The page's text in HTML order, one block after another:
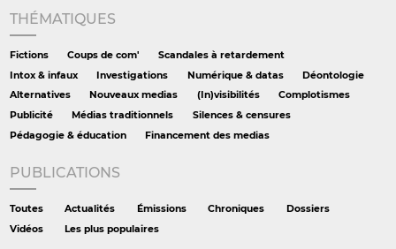
THÉMATIQUES
Fictions Coups de com'
Scandales à retardement
Intox & infaux
Investigations Numérique & datas
Déontologie
Alternatives
Nouveaux medias (In)visibilités
Complotismes
Publicité
Médias traditionnels
Silences & censures
Pédagogie & éducation
Financement des medias
PUBLICATIONS
Toutes Actualités Émissions Chroniques
Dossiers
Vidéos
Les plus populaires